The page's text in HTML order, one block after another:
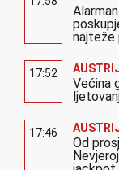
najteže
17:52
Većina
17:46
Od